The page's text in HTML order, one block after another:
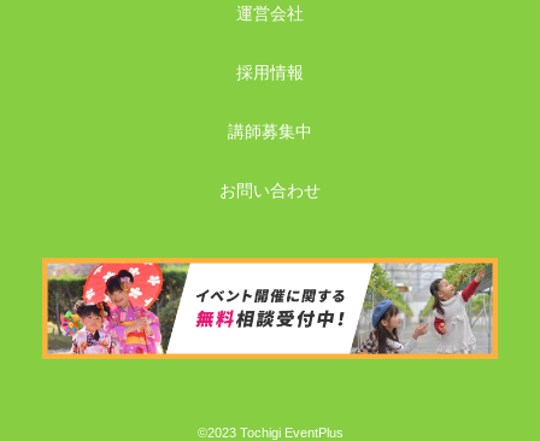
運営会社
採用情報
講師募集中
お問い合わせ
©2023 Tochigi EventPlus